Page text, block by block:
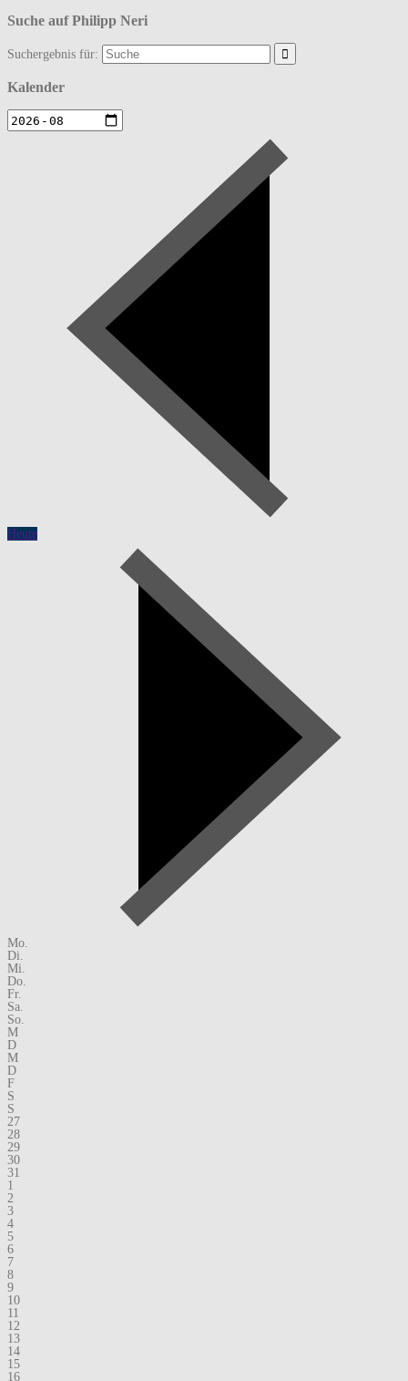
Suche auf Philipp Neri
Suchergebnis für:
Kalender
Heute
Mo.
Di.
Mi.
Do.
Fr.
Sa.
So.
M
D
M
D
F
S
S
27
28
29
30
31
1
2
3
4
5
6
7
8
9
10
11
12
13
14
15
16